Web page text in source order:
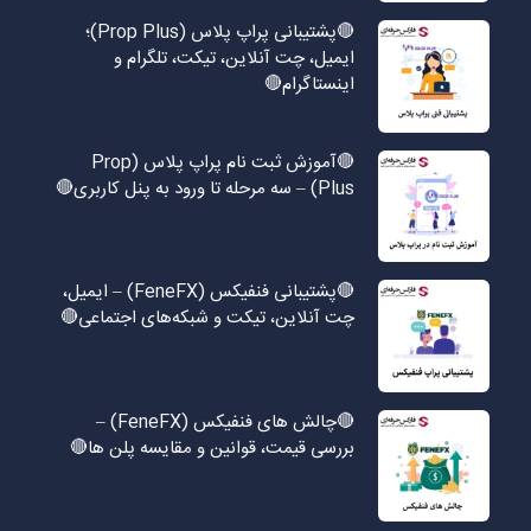
🔴پشتیبانی پراپ پلاس (Prop Plus)؛
ایمیل، چت آنلاین، تیکت، تلگرام و
اینستاگرام🔴
🔴آموزش ثبت نام پراپ پلاس (Prop
Plus) – سه مرحله تا ورود به پنل کاربری🔴
🔴پشتیبانی فنفیکس (FeneFX) – ایمیل،
چت آنلاین، تیکت و شبکه‌های اجتماعی🔴
🔴چالش های فنفیکس (FeneFX) –
بررسی قیمت، قوانین و مقایسه پلن ها🔴